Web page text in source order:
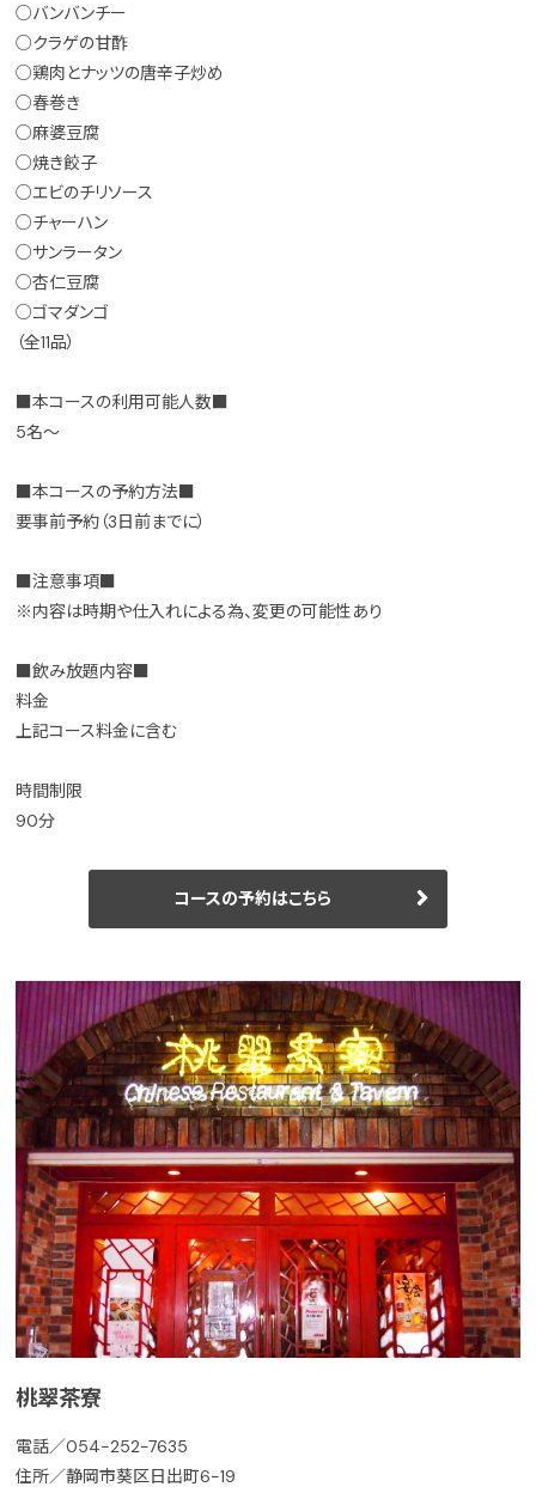
○バンバンチー
○クラゲの甘酢
○鶏肉とナッツの唐辛子炒め
○春巻き
○麻婆豆腐
○焼き餃子
○エビのチリソース
○チャーハン
○サンラータン
○杏仁豆腐
○ゴマダンゴ
（全11品）
■本コースの利用可能人数■
5名～
■本コースの予約方法■
要事前予約（3日前までに）
■注意事項■
※内容は時期や仕入れによる為、変更の可能性あり
■飲み放題内容■
料金
上記コース料金に含む
時間制限
90分
コースの予約はこちら
桃翠茶寮
電話／054-252-7635
住所／静岡市葵区日出町6-19